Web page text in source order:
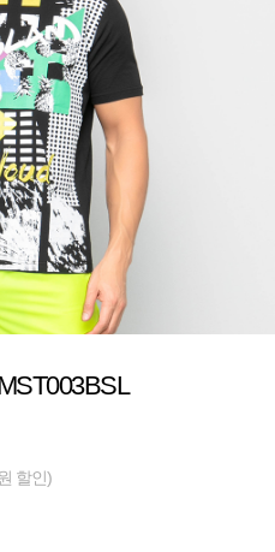
할인)